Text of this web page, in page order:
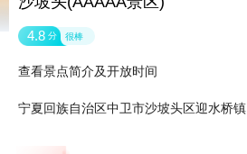
4.8 分 很棒
查看景点简介及开放时间
宁夏回族自治区中卫市沙坡头区迎水桥镇